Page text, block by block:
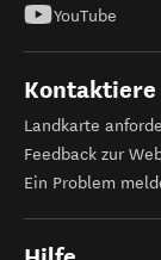
YouTube
Kontaktiere
Landkarte
Feedback zur
Ein Problem